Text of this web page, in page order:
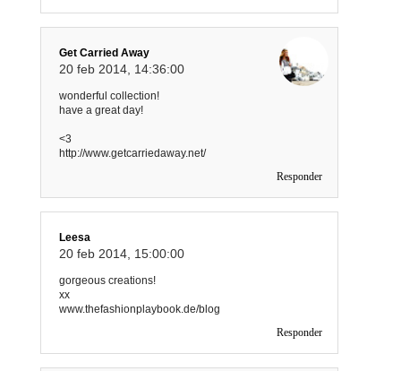
Get Carried Away
20 feb 2014, 14:36:00
wonderful collection!
have a great day!
<3
http://www.getcarriedaway.net/
Responder
Leesa
20 feb 2014, 15:00:00
gorgeous creations!
xx
www.thefashionplaybook.de/blog
Responder